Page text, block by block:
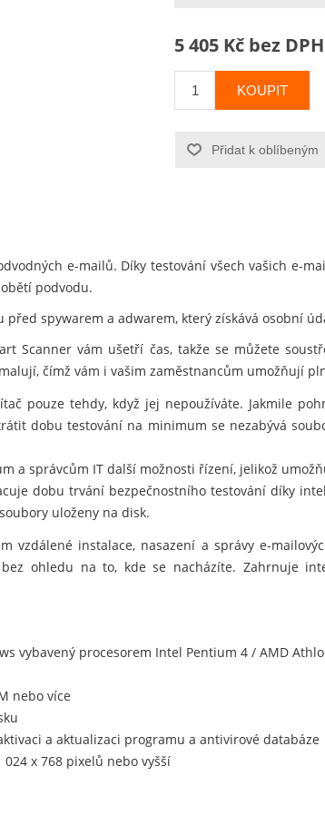
5 405 Kč bez DPH
KOUPIT
Přidat k oblíbeným
e-mailů. Díky testování všech vašich e-
podvodu.
spywarem a adwarem, který získává osobní
Scanner vám ušetří čas, takže se můžete
čímž vám i vašim zaměstnancům umožňují
pouze tehdy, když jej nepoužíváte. Jakmile
dobu testování na minimum se nezabývá
a správcům IT další možnosti řízení, jelikož
dobu trvání bezpečnostního testování díky
uloženy na disk.
vzdálené instalace, nasazení a správy e-
ohledu na to, kde se nacházíte. Zahrnuje
vybavený procesorem Intel Pentium 4 / AMD
nebo více
a aktualizaci programu a antivirové databáze
x 768 pixelů nebo vyšší